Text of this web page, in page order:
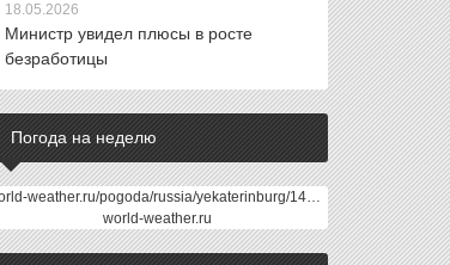
18.05.2026
Министр увидел плюсы в росте
безработицы
Погода на неделю
world-weather.ru/pogoda/russia/yekaterinburg/14days/
world-weather.ru